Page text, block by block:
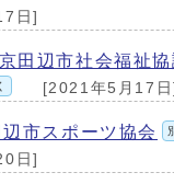
日]
田辺市社会福祉協
[2021年5月17日
市スポーツ協会
日]